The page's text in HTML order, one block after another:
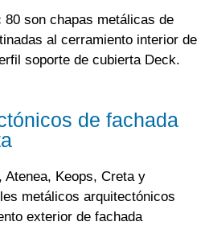
80 son chapas metálicas de
al cerramiento interior de
soporte de cubierta Deck.
de fachada
Atenea, Keops, Creta y
metálicos arquitectónicos
exterior de fachada